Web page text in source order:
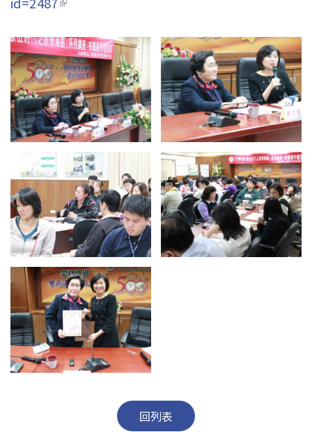
回列表